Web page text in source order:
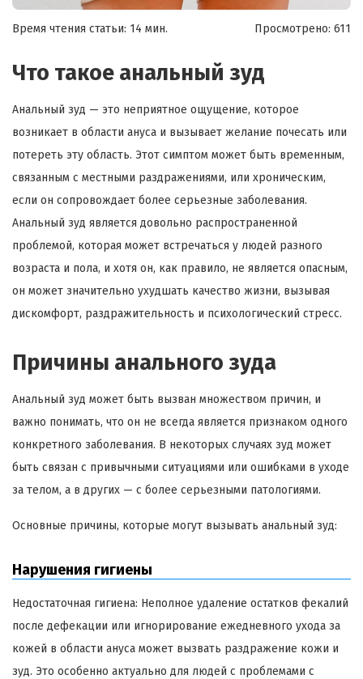
Время чтения статьи: 14 мин. Просмотрено: 611
Что такое анальный зуд
Анальный зуд — это неприятное ощущение, которое
возникает в области ануса и вызывает желание почесать или
потереть эту область. Этот симптом может быть временным,
связанным с местными раздражениями, или хроническим,
если он сопровождает более серьезные заболевания.
Анальный зуд является довольно распространенной
проблемой, которая может встречаться у людей разного
возраста и пола, и хотя он, как правило, не является опасным,
он может значительно ухудшать качество жизни, вызывая
дискомфорт, раздражительность и психологический стресс.
Причины анального зуда
Анальный зуд может быть вызван множеством причин, и
важно понимать, что он не всегда является признаком одного
конкретного заболевания. В некоторых случаях зуд может
быть связан с привычными ситуациями или ошибками в уходе
за телом, а в других — с более серьезными патологиями.
Основные причины, которые могут вызывать анальный зуд:
Нарушения гигиены
Недостаточная гигиена: Неполное удаление остатков фекалий
после дефекации или игнорирование ежедневного ухода за
кожей в области ануса может вызвать раздражение кожи и
зуд. Это особенно актуально для людей с проблемами с